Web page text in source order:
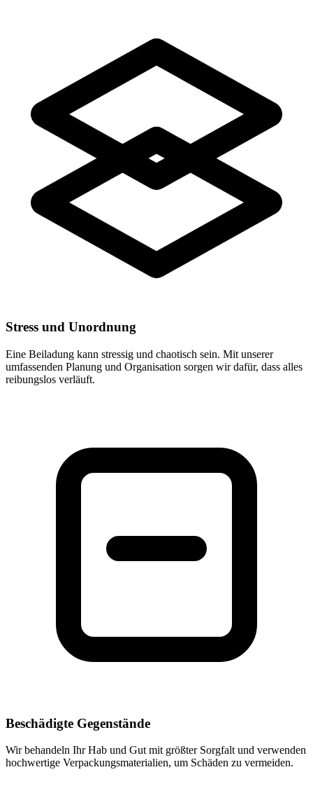
Stress und Unordnung
Eine Beiladung kann stressig und chaotisch sein. Mit unserer
umfassenden Planung und Organisation sorgen wir dafür, dass alles
reibungslos verläuft.
Beschädigte Gegenstände
Wir behandeln Ihr Hab und Gut mit größter Sorgfalt und verwenden
hochwertige Verpackungsmaterialien, um Schäden zu vermeiden.